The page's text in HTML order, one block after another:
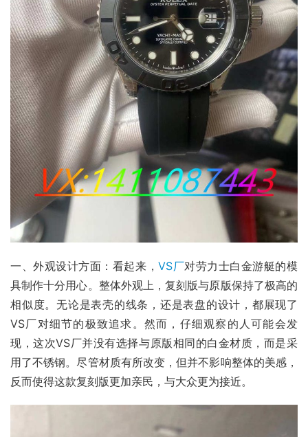
一、外观设计方面：看起来，VS厂对劳力士白金游艇的模
具制作十分用心。整体外观上，复刻版与原版保持了极高的
相似度。无论是表壳的线条，还是表盘的设计，都展现了
VS厂对细节的极致追求。然而，仔细观察的人可能会发
现，这次VS厂并没有选择与原版相同的白金材质，而是采
用了不锈钢。尽管材质有所改变，但并不影响整体的美感，
反而使得这款复刻版更加亲民，与大众更为接近。